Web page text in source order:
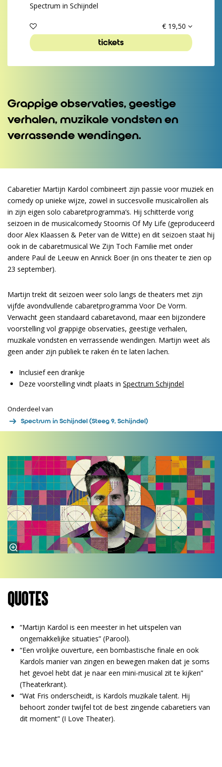
Spectrum in Schijndel
€ 19,50
tickets
Grappige observaties, geestige
verhalen, muzikale vondsten en
verrassende wendingen.
Cabaretier Martijn Kardol combineert zijn passie voor muziek en
comedy op unieke wijze, zowel in succesvolle musicalrollen als
in zijn eigen solo cabaretprogramma’s. Hij schitterde vorig
seizoen in de musicalcomedy Stoornis Of My Life (geproduceerd
door Alex Klaassen & Peter van de Witte) en dit seizoen staat hij
ook in de cabaretmusical We Zijn Toch Familie met onder
andere Paul de Leeuw en Annick Boer (in ons theater te zien op
23 september).
Martijn trekt dit seizoen weer solo langs de theaters met zijn
vijfde avondvullende cabaretprogramma Voor De Vorm.
Verwacht geen standaard cabaretavond, maar een bijzondere
voorstelling vol grappige observaties, geestige verhalen,
muzikale vondsten en verrassende wendingen. Martijn weet als
geen ander zijn publiek te raken én te laten lachen.
Inclusief een drankje
Deze voorstelling vindt plaats inSpectrum Schijndel
Onderdeel van
Spectrum in Schijndel (Steeg 9, Schijndel)
QUOTES
“Martijn Kardol is een meester in het uitspelen van
ongemakkelijke situaties” (Parool).
“Een vrolijke ouverture, een bombastische finale en ook
Kardols manier van zingen en bewegen maken dat je soms
het gevoel hebt dat je naar een mini-musical zit te kijken”
(Theaterkrant).
“Wat Fris onderscheidt, is Kardols muzikale talent. Hij
behoort zonder twijfel tot de best zingende cabaretiers van
dit moment” (I Love Theater).